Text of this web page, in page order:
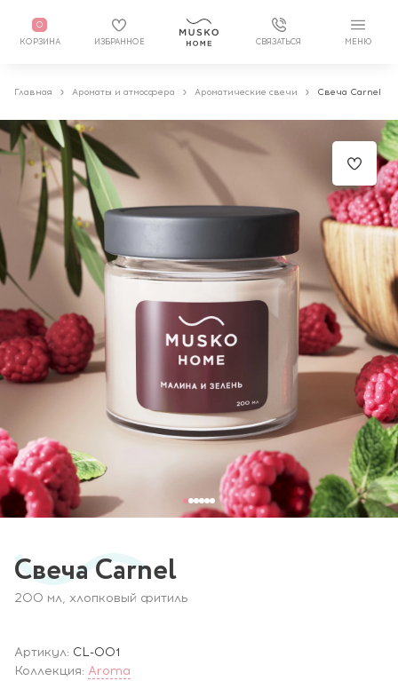
0
КОРЗИНА ИЗБРАННОЕ СВЯЗАТЬСЯ МЕНЮ
Главная Ароматы и атмосфера Ароматические свечи Свеча Carnel
Свеча Carnel
200 мл, хлопковый фитиль
Артикул: CL-001
Коллекция: Aroma